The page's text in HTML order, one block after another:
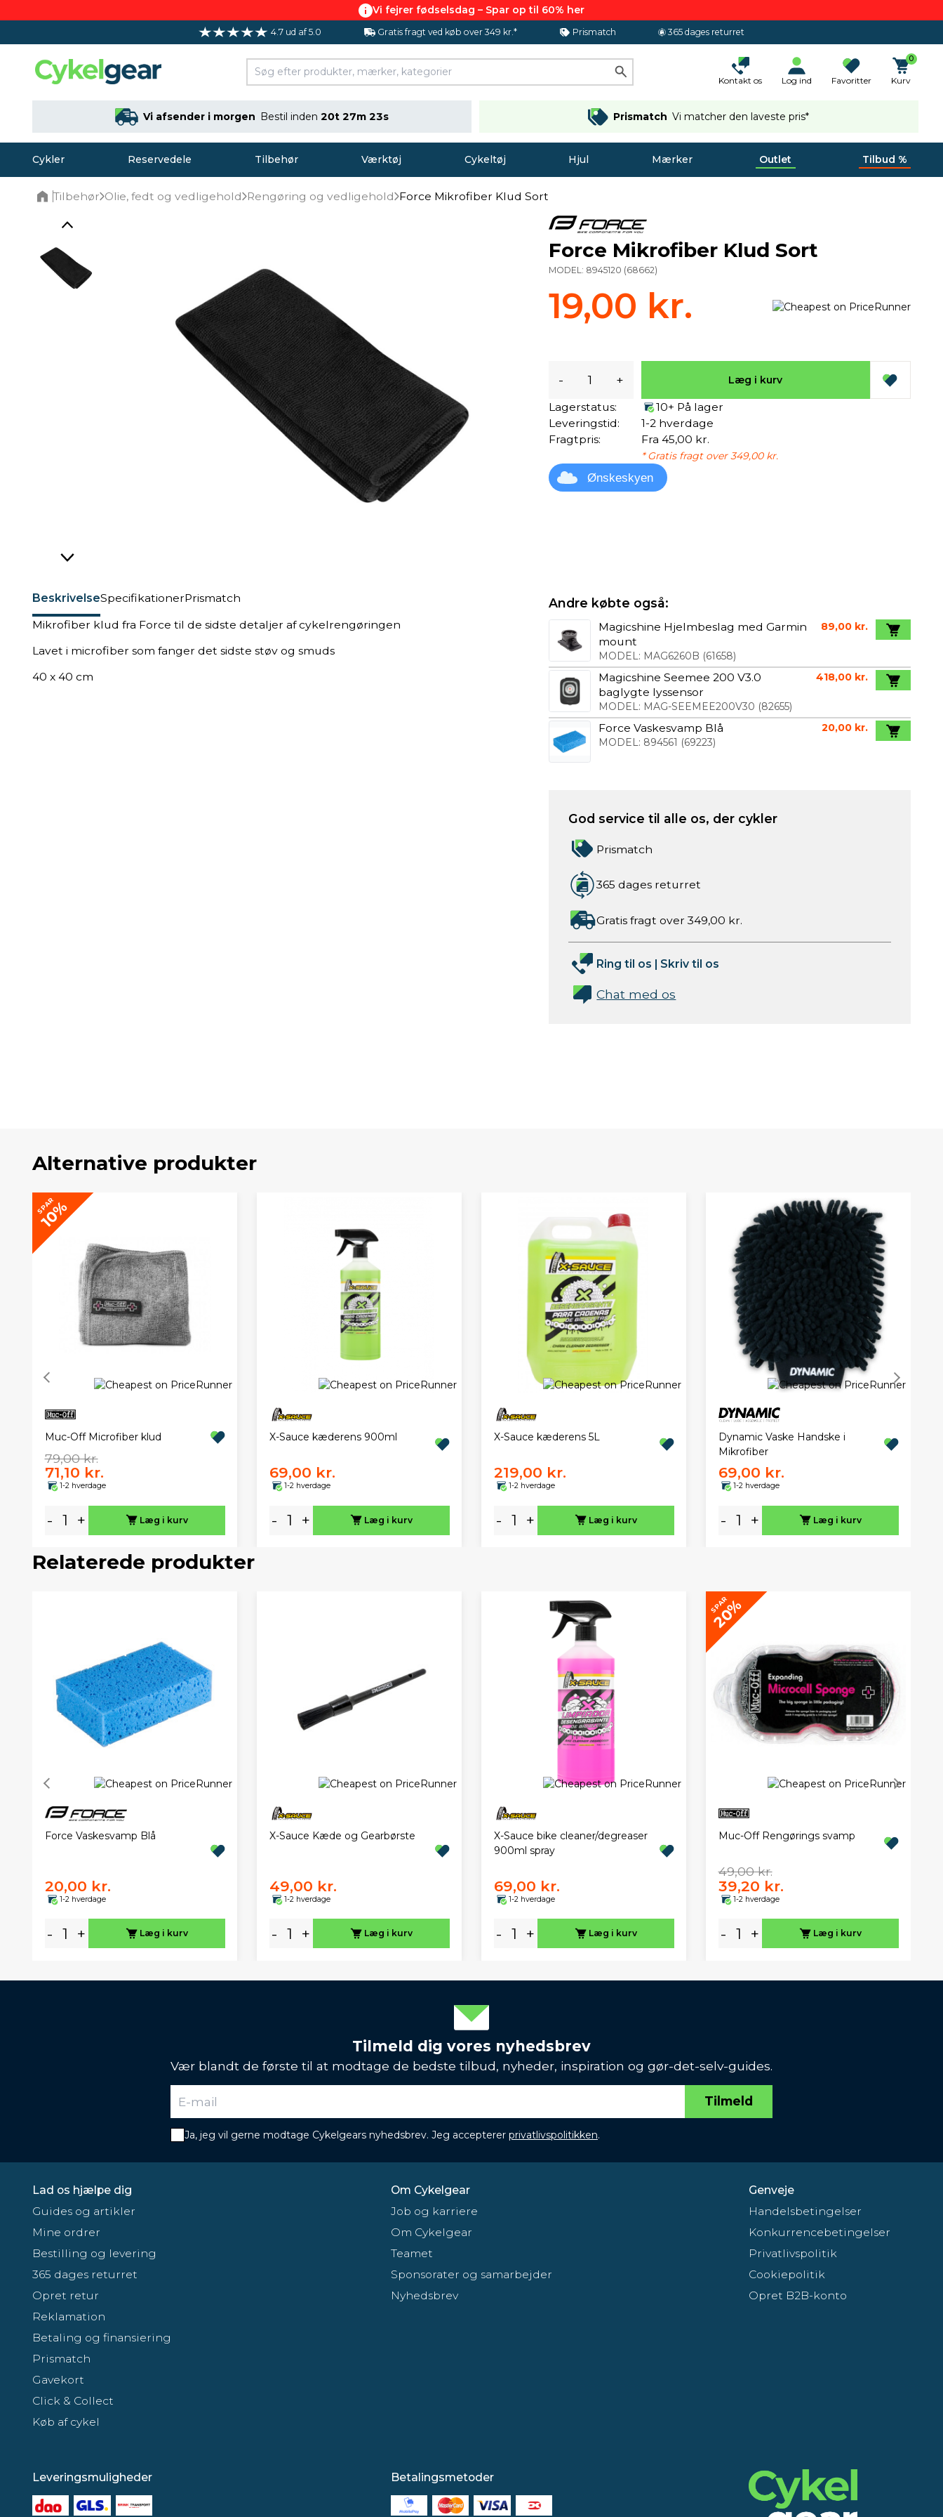
Vi fejrer fødselsdag – Spar op til 60% her
4.7 ud af 5.0 Gratis fragt ved køb over 349 kr.* Prismatch 365 dages returret
Kontakt os Log ind Favoritter
0
Kurv
Vi afsender i morgen Bestil inden 20t 27m 22s Prismatch Vi matcher den laveste pris*
Cykler Reservedele Tilbehør Værktøj Cykeltøj Hjul Mærker Outlet Tilbud %
Tilbehør Olie, fedt og vedligehold Rengøring og vedligehold Force Mikrofiber Klud Sort
BeskrivelseSpecifikationerPrismatch
Mikrofiber klud fra Force til de sidste detaljer af cykelrengøringen
Lavet i microfiber som fanger det sidste støv og smuds
​​​​​​​40 x 40 cm
Force Mikrofiber Klud Sort
MODEL: 8945120 (68662)
19,00 kr.
- + Læg i kurv
Lagerstatus:
10+ På lager
Leveringstid:
1-2 hverdage
Fragtpris:
Fra 45,00 kr.
* Gratis fragt over 349,00 kr.
Ønskeskyen
Andre købte også:
Magicshine Hjelmbeslag med Garmin
mount
MODEL: MAG6260B (61658)
89,00 kr.
Magicshine Seemee 200 V3.0
baglygte lyssensor
MODEL: MAG-SEEMEE200V30 (82655)
418,00 kr.
Force Vaskesvamp Blå
MODEL: 894561 (69223)
20,00 kr.
God service til alle os, der cykler
Prismatch
365 dages returret
Gratis fragt over 349,00 kr.
Ring til os | Skriv til os
Chat med os
Alternative produkter
SPAR
10%
Muc-Off Microfiber klud
79,00 kr.
71,10 kr.
1-2 hverdage
- + Læg i kurv
X-Sauce kæderens 900ml
69,00 kr.
1-2 hverdage
- + Læg i kurv
X-Sauce kæderens 5L
219,00 kr.
1-2 hverdage
- + Læg i kurv
Dynamic Vaske Handske i
Mikrofiber
69,00 kr.
1-2 hverdage
- + Læg i kurv
Relaterede produkter
Force Vaskesvamp Blå
20,00 kr.
1-2 hverdage
- + Læg i kurv
X-Sauce Kæde og Gearbørste
49,00 kr.
1-2 hverdage
- + Læg i kurv
X-Sauce bike cleaner/degreaser
900ml spray
69,00 kr.
1-2 hverdage
- + Læg i kurv
SPAR
20%
Muc-Off Rengørings svamp
49,00 kr.
39,20 kr.
1-2 hverdage
- + Læg i kurv
Tilmeld dig vores nyhedsbrev
Vær blandt de første til at modtage de bedste tilbud, nyheder, inspiration og gør-det-selv-guides.
Tilmeld
Ja, jeg vil gerne modtage Cykelgears nyhedsbrev. Jeg accepterer privatlivspolitikken.
Lad os hjælpe dig
Guides og artikler
Mine ordrer
Bestilling og levering
365 dages returret
Opret retur
Reklamation
Betaling og finansiering
Prismatch
Gavekort
Click & Collect
Køb af cykel
Om Cykelgear
Job og karriere
Om Cykelgear
Teamet
Sponsorater og samarbejder
Nyhedsbrev
Genveje
Handelsbetingelser
Konkurrencebetingelser
Privatlivspolitik
Cookiepolitik
Opret B2B-konto
Leveringsmuligheder Betalingsmetoder